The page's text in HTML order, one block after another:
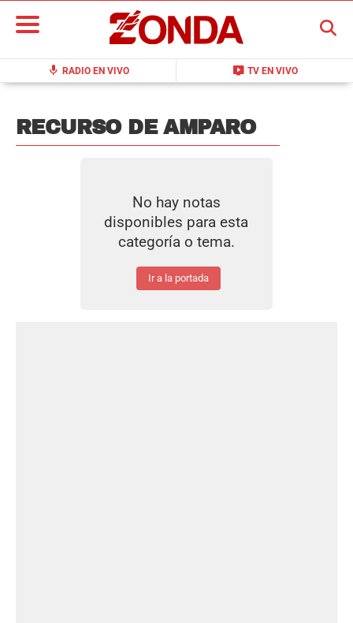
mic RADIO EN VIVO live_tv TV EN VIVO
BUSCAR
RECURSO DE AMPARO
No hay notas
disponibles para esta
categoría o tema.
Ir a la portada